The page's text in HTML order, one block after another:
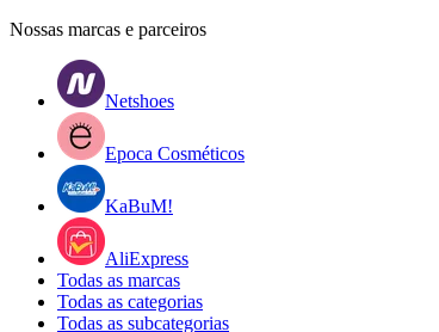
Nossas marcas e parceiros
Netshoes
Epoca Cosméticos
KaBuM!
AliExpress
Todas as marcas
Todas as categorias
Todas as subcategorias